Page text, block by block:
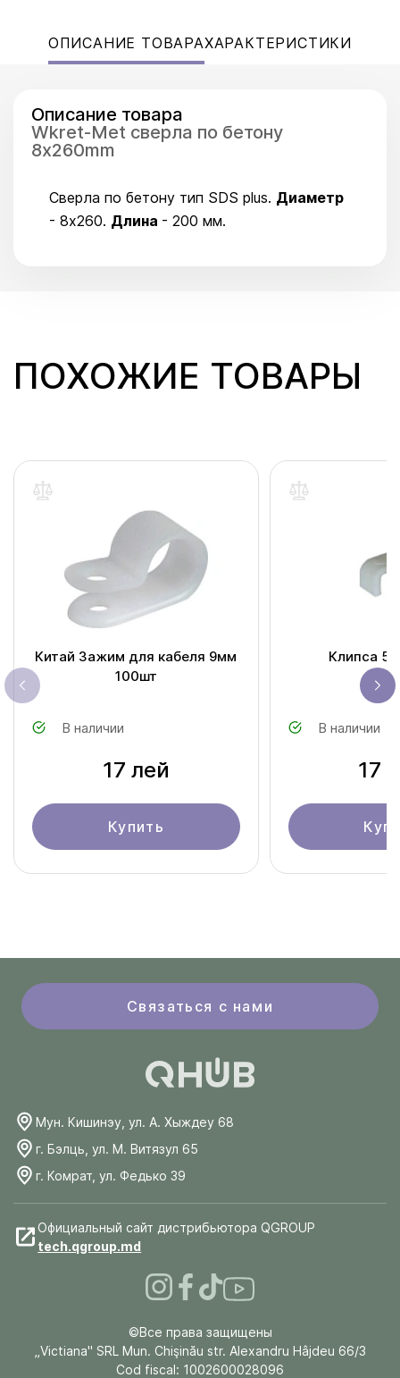
ОПИСАНИЕ ТОВАРАХАРАКТЕРИСТИКИ
Описание товара
Wkret-Met cверла по бетону
8x260mm
Сверла по бетону тип SDS plus. Диаметр
- 8x260. Длина - 200 мм.
ПОХОЖИЕ ТОВАРЫ
Китай Зажим для кабеля 9мм
100шт
В наличии
17 лей
Купить
Клипса
В наличии
17
Связаться с нами
Мун. Кишинэу, ул. А. Хыждеу 68
г. Бэлць, ул. М. Витязул 65
г. Комрат, ул. Федько 39
Официальный сайт дистрибьютора QGROUP
tech.qgroup.md
©Все права защищены
„Victiana" SRL Mun. Chişinău str. Alexandru Hâjdeu 66/3
Cod fiscal: 1002600028096